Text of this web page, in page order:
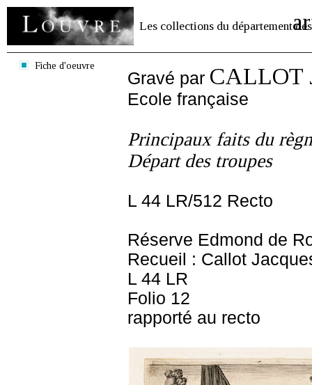
Les collections du département des
Fiche d'oeuvre
Gravé par CALLOT
Ecole française
Principaux faits du
Départ des troupes
L 44 LR/512 Recto
Réserve Edmond de
Recueil : Callot
L 44 LR
Folio 12
rapporté au recto